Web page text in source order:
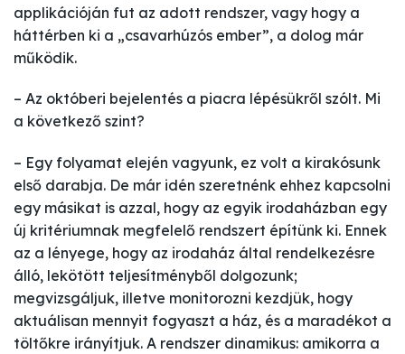
applikációján fut az adott rendszer, vagy hogy a
háttérben ki a „csavarhúzós ember”, a dolog már
működik.
– Az októberi bejelentés a piacra lépésükről szólt. Mi
a következő szint?
– Egy folyamat elején vagyunk, ez volt a kirakósunk
első darabja. De már idén szeretnénk ehhez kapcsolni
egy másikat is azzal, hogy az egyik irodaházban egy
új kritériumnak megfelelő rendszert építünk ki. Ennek
az a lényege, hogy az irodaház által rendelkezésre
álló, lekötött teljesítményből dolgozunk;
megvizsgáljuk, illetve monitorozni kezdjük, hogy
aktuálisan mennyit fogyaszt a ház, és a maradékot a
töltőkre irányítjuk. A rendszer dinamikus: amikorra a